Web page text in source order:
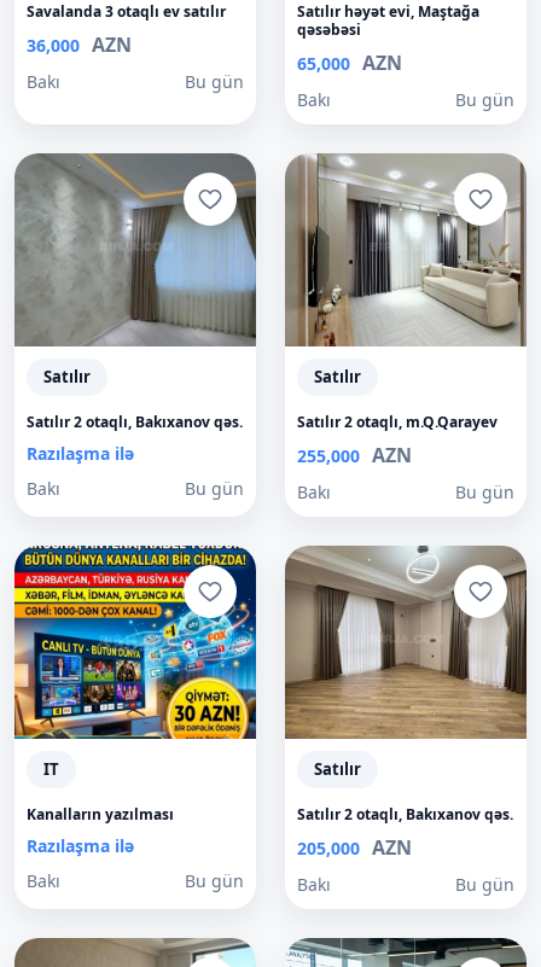
Savalanda 3 otaqlı ev satılır
36,000 AZN
Bakı Bu gün
Satılır həyət evi, Maştağa
qəsəbəsi
65,000 AZN
Bakı Bu gün
Satılır
Satılır 2 otaqlı, Bakıxanov qəs.
Razılaşma ilə
Bakı
Bu gün
Satılır
Satılır 2 otaqlı, m.Q.Qarayev
255,000 AZN
Bakı Bu gün
IT
Kanalların yazılması
Razılaşma ilə
Bakı
Bu gün
Satılır
Satılır 2 otaqlı, Bakıxanov qəs.
205,000 AZN
Bakı Bu gün